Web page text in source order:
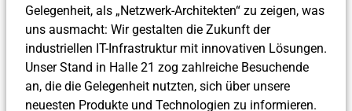
Gelegenheit, als „Netzwerk-Architekten“ zu zeigen, was
uns ausmacht: Wir gestalten die Zukunft der
industriellen IT-Infrastruktur mit innovativen Lösungen.
Unser Stand in Halle 21 zog zahlreiche Besuchende
an, die die Gelegenheit nutzten, sich über unsere
neuesten Produkte und Technologien zu informieren.